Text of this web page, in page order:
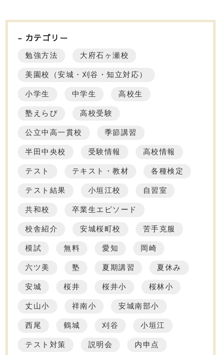
カテゴリー
勉強方法 大府石ヶ瀬校
美園校（安城・刈谷・知立対応）
小学生 中学生 高校生
塾えらび 高校受験
公立中高一貫校 季節講習
半田中央校 受験情報 高校情報
テスト テキスト・教材 各種検定
テスト結果 小垣江校 自習室
共和校 卒業生エピソード
校舎紹介 安城桜町校 苦手克服
模試 無料 愛知 岡崎
六ツ美 塾 夏期講習 夏休み
安城 桜井 桜井小 桜林小
丈山小 祥南小 安城南部小
西尾 鶴城 刈谷 小垣江
テスト対策 説明会 内申点